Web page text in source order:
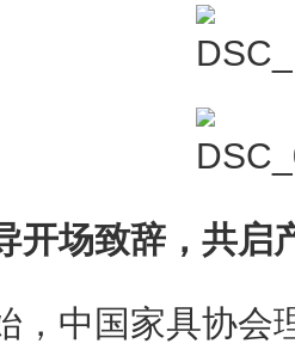
开场致辞，共启
中国家具协会